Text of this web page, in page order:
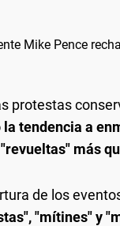
Mike Pence
protestas
tendencia a
más
de los
"mítines" y